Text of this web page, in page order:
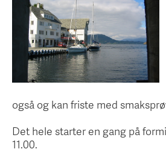
også og kan friste med
Det hele starter en gang på
11.00.